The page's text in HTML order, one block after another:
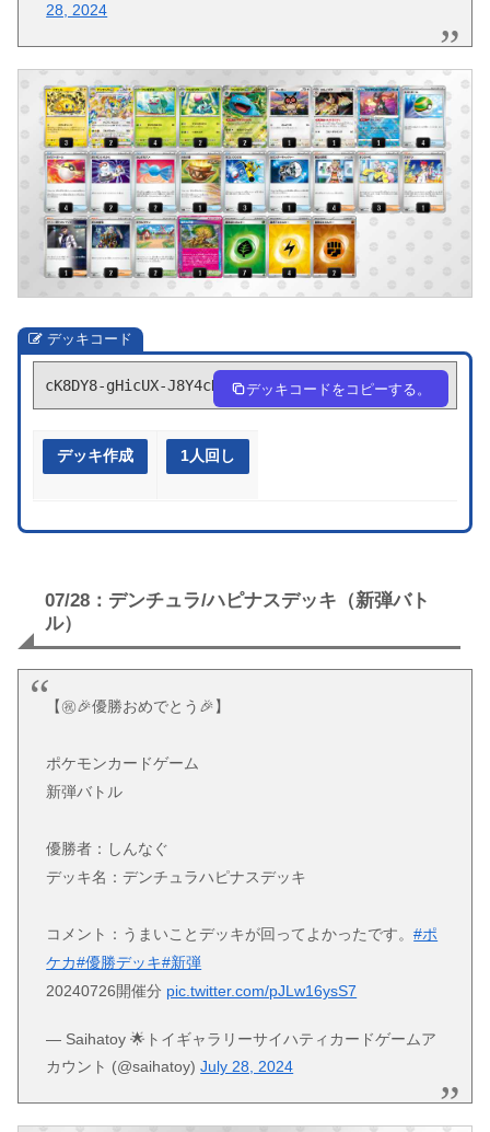
28, 2024
デッキコード
cK8DY8-gHicUX-J8Y4cD デッキコードをコピーする。
デッキ作成 1人回し
07/28：デンチュラ/ハピナスデッキ（新弾バト
ル）
【㊗🎉優勝おめでとう🎉】
ポケモンカードゲーム
新弾バトル
優勝者：しんなぐ
デッキ名：デンチュラハピナスデッキ
コメント：うまいことデッキが回ってよかったです。#ポ
ケカ#優勝デッキ#新弾
20240726開催分 pic.twitter.com/pJLw16ysS7
— Saihatoy 🌟トイギャラリーサイハティカードゲームア
カウント (@saihatoy)July 28, 2024